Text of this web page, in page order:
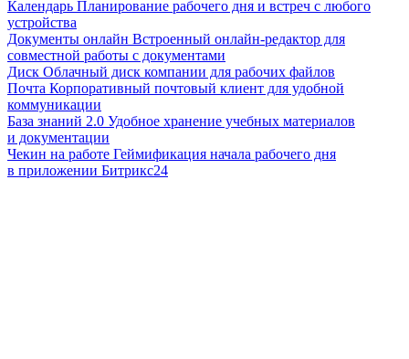
Календарь Планирование рабочего дня и встреч с любого
устройства
Документы онлайн Встроенный онлайн-редактор для
совместной работы с документами
Диск Облачный диск компании для рабочих файлов
Почта Корпоративный почтовый клиент для удобной
коммуникации
База знаний 2.0 Удобное хранение учебных материалов
и документации
Чекин на работе Геймификация начала рабочего дня
в приложении Битрикс24